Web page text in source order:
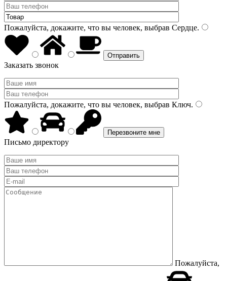
Пожалуйста, докажите, что вы человек, выбрав Сердце.
Заказать звонок
Пожалуйста, докажите, что вы человек, выбрав Ключ.
Письмо директору
Пожалуйста,